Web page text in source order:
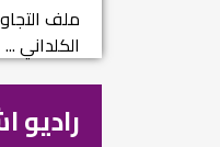
ملف
الكلداني ...
راديو